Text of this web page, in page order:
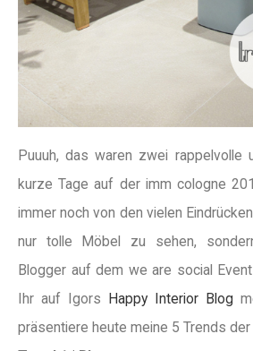
Puuuh, das waren zwei rappelvolle
kurze Tage auf der imm cologne
immer noch von den vielen
nur tolle Möbel zu sehen,
Blogger auf dem we are social
Ihr auf Igors Happy Interior Blog
präsentiere heute meine 5 Trends